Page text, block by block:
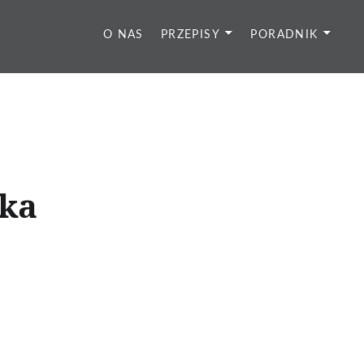
O NAS PRZEPISY PORADNIK